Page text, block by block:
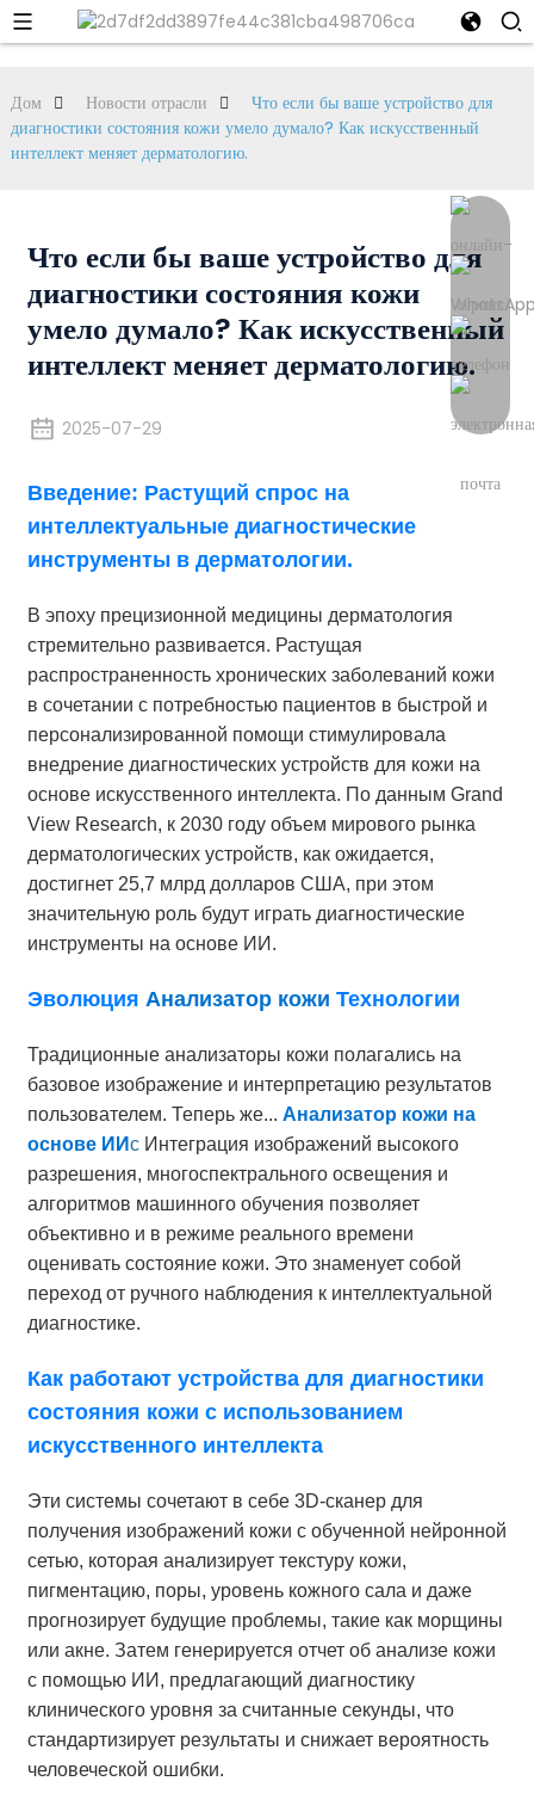
Дом Новости отрасли
Что если бы ваше устройство для
диагностики состояния кожи умело думало? Как искусственный
интеллект меняет дерматологию.
Что если бы ваше устройство для
диагностики состояния кожи
умело думало? Как искусственный
интеллект меняет дерматологию.
2025-07-29
Введение: Растущий спрос на
интеллектуальные диагностические
инструменты в дерматологии.
В эпоху прецизионной медицины дерматология
стремительно развивается. Растущая
распространенность хронических заболеваний кожи
в сочетании с потребностью пациентов в быстрой и
персонализированной помощи стимулировала
внедрение диагностических устройств для кожи на
основе искусственного интеллекта. По данным Grand
View Research, к 2030 году объем мирового рынка
дерматологических устройств, как ожидается,
достигнет 25,7 млрд долларов США, при этом
значительную роль будут играть диагностические
инструменты на основе ИИ.
Эволюция Анализатор кожи Технологии
Традиционные анализаторы кожи полагались на
базовое изображение и интерпретацию результатов
пользователем. Теперь же... Анализатор кожи на
основе ИИсИнтеграция изображений высокого
разрешения, многоспектрального освещения и
алгоритмов машинного обучения позволяет
объективно и в режиме реального времени
оценивать состояние кожи. Это знаменует собой
переход от ручного наблюдения к интеллектуальной
диагностике.
Как работают устройства для диагностики
состояния кожи с использованием
искусственного интеллекта
Эти системы сочетают в себе 3D-сканер для
получения изображений кожи с обученной нейронной
сетью, которая анализирует текстуру кожи,
пигментацию, поры, уровень кожного сала и даже
прогнозирует будущие проблемы, такие как морщины
или акне. Затем генерируется отчет об анализе кожи
с помощью ИИ, предлагающий диагностику
клинического уровня за считанные секунды, что
стандартизирует результаты и снижает вероятность
человеческой ошибки.